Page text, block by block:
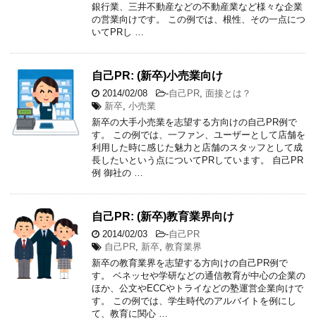
銀行業、三井不動産などの不動産業など様々な企業
の営業向けです。 この例では、根性、その一点につ
いてPRし …
自己PR: (新卒)小売業向け
2014/02/08 -自己PR 面接とは？
新卒 小売業
新卒の大手小売業を志望する方向けの自己PR例で
す。 この例では、一ファン、ユーザーとして店舗を
利用した時に感じた魅力と店舗のスタッフとして成
長したいという点についてPRしています。 自己PR
例 御社の …
自己PR: (新卒)教育業界向け
2014/02/03 -自己PR
自己PR 新卒 教育業界
新卒の教育業界を志望する方向けの自己PR例で
す。 ベネッセや学研などの通信教育が中心の企業の
ほか、公文やECCやトライなどの塾運営企業向けで
す。 この例では、学生時代のアルバイトを例にし
て、教育に関心 …